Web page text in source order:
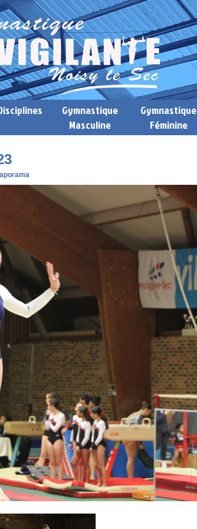
Gymnastique
Masculine
Gymnastique
Féminine